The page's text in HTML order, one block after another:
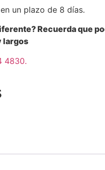
un plazo de 8 días.
Recuerda que
largos
4830.